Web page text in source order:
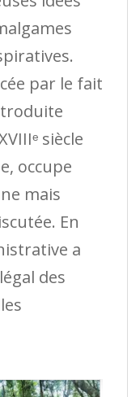
par le fait
siècle
occupe
mais
En
a
des